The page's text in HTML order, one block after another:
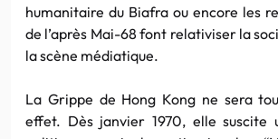
humanitaire du Biafra ou encore les
de l’après Mai-68 font relativiser la
la scène médiatique.
La Grippe de Hong Kong ne sera
effet. Dès janvier 1970, elle suscite